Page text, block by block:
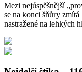
Mezi nejúspěšnější
se na konci šňůry
nastražené na lehkých